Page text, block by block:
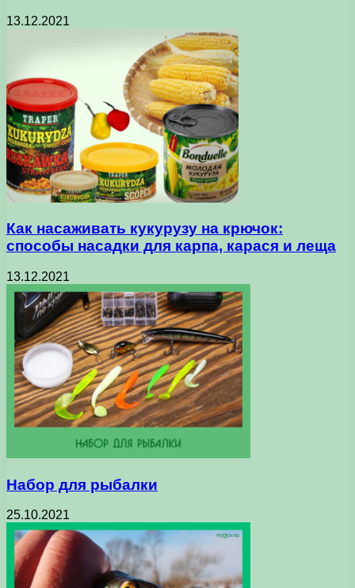
13.12.2021
Как насаживать кукурузу на крючок:
способы насадки для карпа, карася и леща
13.12.2021
Набор для рыбалки
25.10.2021